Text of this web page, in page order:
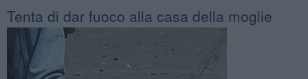
Tenta di dar fuoco alla casa della moglie